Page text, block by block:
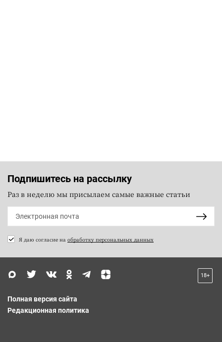
Подпишитесь на рассылку
Раз в неделю мы присылаем самые важные статьи
Я даю согласие на обработку персональных данных
18+
Полная версия сайта
Редакционная политика